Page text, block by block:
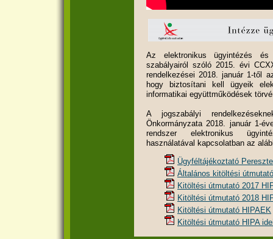
Az elektronikus ügyintézés
szabályairól szóló 2015. évi
rendelkezései 2018. január 1-től
hogy biztosítani kell ügyeik
informatikai együttműködések
A jogszabályi
Önkormányzata 2018. január 1-
rendszer elektronikus
használatával kapcsolatban az
Ügyféltájékoztató
Általános kitöltési útmutató
Kitöltési útmutató 2017
Kitöltési útmutató 2018
Kitöltési útmutató HIPAEK
Kitöltési útmutató HIPA